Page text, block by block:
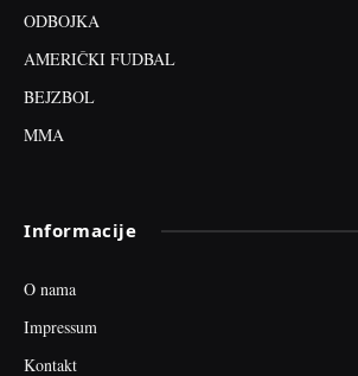
ODBOJKA
AMERIČKI FUDBAL
BEJZBOL
MMA
Informacije
O nama
Impressum
Kontakt